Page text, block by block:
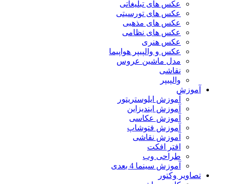
عکس های تبلیغاتی
عکس های تورسیتی
عکس های مذهبی
عکس های نظامی
عکس هنری
عکس و والپیپر هواپیما
مدل ماشین عروس
نقاشی
والپیپر
آموزش
آموزش ایلوستریتور
آموزش ایندیزاین
آموزش عکاسی
آموزش فتوشاپ
آموزش نقاشی
افتر افکت
طراحی وب
آموزش سینما 4 بعدی
تصاویر وکتور